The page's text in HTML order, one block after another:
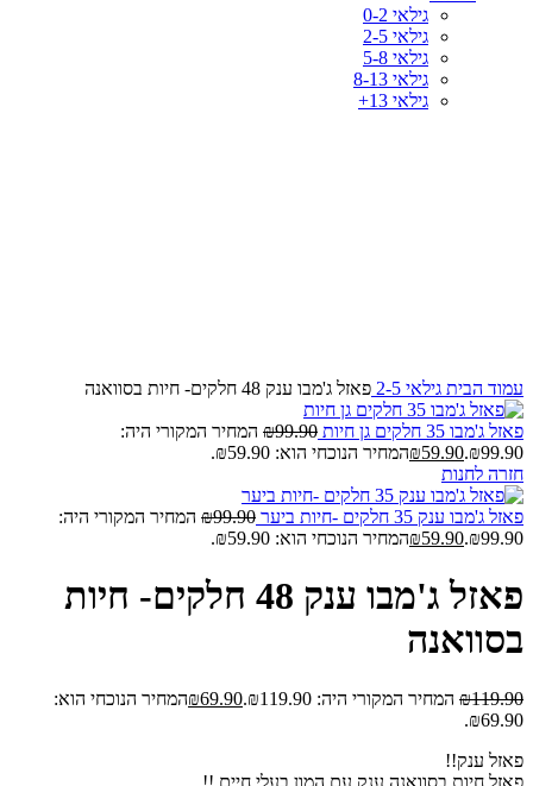
גילאי 0-2
גילאי 2-5
גילאי 5-8
גילאי 8-13
גילאי 13+
עמוד הבית גילאי 2-5 פאזל ג'מבו ענק 48 חלקים- חיות בסוואנה
פאזל ג'מבו 35 חלקים גן חיות ₪99.90
המחיר המקורי היה:
₪99.90.
₪59.90
המחיר הנוכחי הוא: ₪59.90.
חזרה לחנות
פאזל ג'מבו ענק 35 חלקים -חיות ביער ₪99.90
המחיר המקורי היה:
₪99.90.
₪59.90 המחיר הנוכחי הוא: ₪59.90.
פאזל ג'מבו ענק 48 חלקים- חיות
בסוואנה
₪119.90 המחיר המקורי היה: ₪119.90. ₪69.90
המחיר הנוכחי הוא:
₪69.90.
פאזל ענק!!
פאזל חיות בסוואנה ענק עם המון בעלי חיים !!